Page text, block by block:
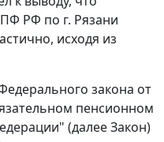
РФ по г. Рязани
исходя из
закона от
пенсионном
(далее Закон)